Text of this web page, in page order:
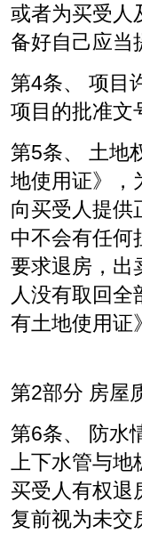
或者为买受人
备好自己应当
第4条、 项目
项目的批准文
第5条、 土地
地使用证》，
向买受人提供
中不会有任何
要求退房，出
人没有取回
有土地使用证
第2部分 房屋
第6条、 防水
上下水管与
买受人有权退
复前视为未交